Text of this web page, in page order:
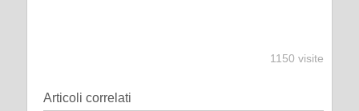
1150 visite
Articoli correlati